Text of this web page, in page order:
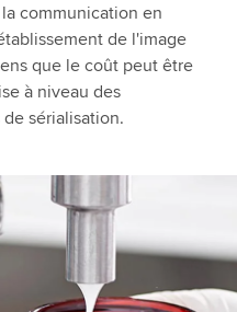
communication en
de l'image
que le coût peut être
à niveau des
sérialisation.